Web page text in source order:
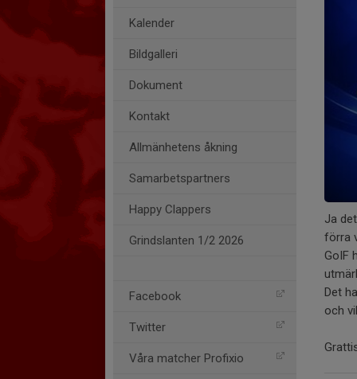
Kalender
Bildgalleri
Dokument
Kontakt
Allmänhetens åkning
Samarbetspartners
Happy Clappers
Grindslanten 1/2 2026
Facebook
Twitter
Våra matcher Profixio
Ja
förra
GoIF
Det
och